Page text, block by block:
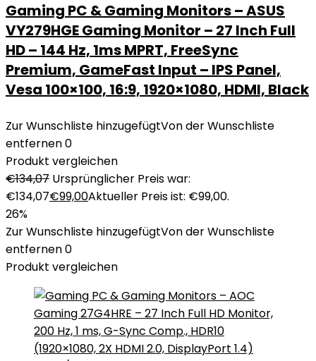
Gaming PC & Gaming Monitors – ASUS
VY279HGE Gaming Monitor – 27 Inch Full
HD – 144 Hz, 1ms MPRT, FreeSync
Premium, GameFast Input – IPS Panel,
Vesa 100×100, 16:9, 1920×1080, HDMI, Black
Zur Wunschliste hinzugefügtVon der Wunschliste
entfernen0
Produkt vergleichen
€134,07 Ursprünglicher Preis war:
€134,07€99,00Aktueller Preis ist: €99,00.
26%
Zur Wunschliste hinzugefügtVon der Wunschliste
entfernen0
Produkt vergleichen